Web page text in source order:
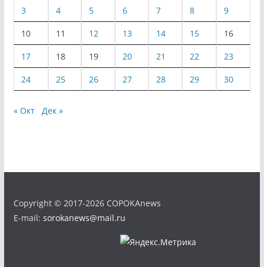
3 4 5 6 7 8 9
10 11 12 13 14 15 16
17 18 19 20 21 22 23
24 25 26 27 28 29 30
« Окт Дек »
Copyright © 2017-2026 COPOKAnews
E-mail: sorokanews@mail.ru